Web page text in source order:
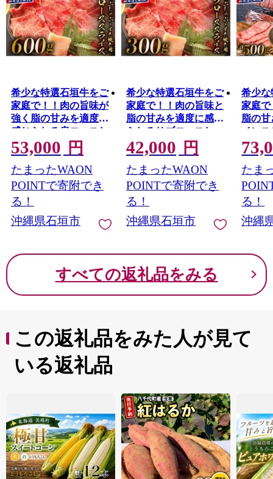
希少な特選石垣牛をご
家庭で！！肉の旨味が
強く脂の甘みを適度に
感じられる肩ロースし
ゃぶしゃぶ、すき焼き
用スライス 合計600g |
沖縄 石垣 特選 牛 肩
ロース 肉 すき焼き し
ゃぶしゃぶ 真空 冷凍 |
IM-64
53,000 円
たまったWAON
POINTで寄附でき
る！
沖縄県石垣市
希少な特選石垣牛をご
家庭で！！肉の旨味と
脂の甘みを適度に感じ
られるリブロースしゃ
ぶしゃぶ、すき焼き用
スライス 300g | 沖縄
石垣 特選 牛 リブ ロー
ス 肉 すき焼き しゃぶ
しゃぶ 真空 冷凍 | IM-
67
42,000 円
たまったWAON
POINTで寄附でき
る！
沖縄県石垣市
希少な
家庭で
脂の
イン
ーロ
用 贅
ット合
垣 特
ン ス
ゃぶ
IM-72
たま
る！
沖縄
すべての返礼品をみる
この返礼品をみた人が見て
いる返礼品